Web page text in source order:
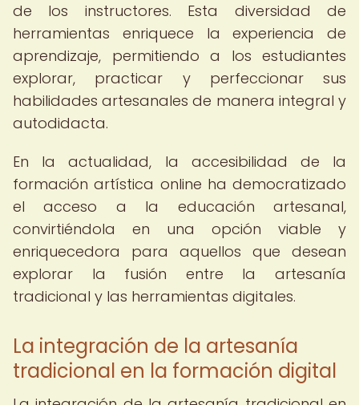
de los instructores. Esta diversidad de
herramientas enriquece la experiencia de
aprendizaje, permitiendo a los estudiantes
explorar, practicar y perfeccionar sus
habilidades artesanales de manera integral y
autodidacta.
En la actualidad, la accesibilidad de la
formación artística online ha democratizado
el acceso a la educación artesanal,
convirtiéndola en una opción viable y
enriquecedora para aquellos que desean
explorar la fusión entre la artesanía
tradicional y las herramientas digitales.
La integración de la artesanía
tradicional en la formación digital